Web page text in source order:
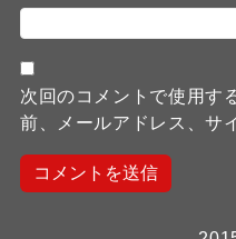
次回のコメントで使用す
前、メールアドレス、サ